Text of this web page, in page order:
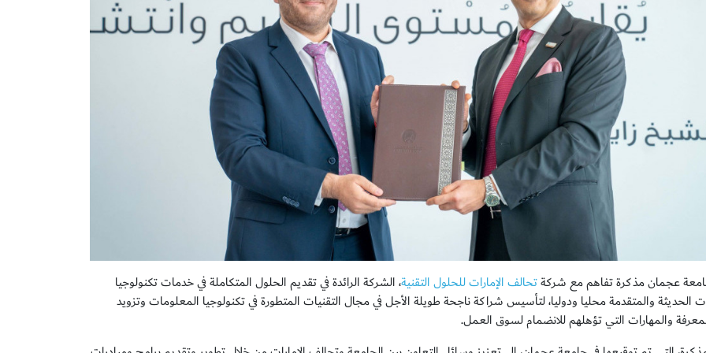
عجمان مذكرة تفاهم مع شركةتحالف الإمارات للحلول التقنية، الشركة الرائدة في تقديم الحلول المتكاملة في خدمات تكنولوجيا
الحديثة والمتقدمة محليا ودوليا، لتأسيس شراكة ناجحة طويلة الأجل في مجال التقنيات المتطورة في تكنولوجيا المعلومات وتزويد
والمهارات التي تؤهلهم للانضمام لسوق العمل.